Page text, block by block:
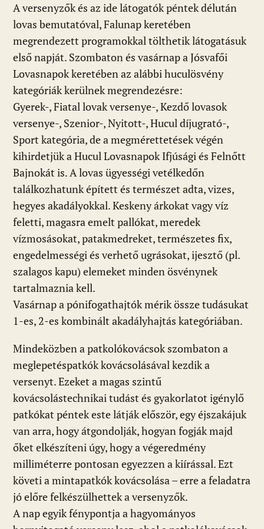
A versenyzők és az ide látogatók péntek délután
lovas bemutatóval, Falunap keretében
megrendezett programokkal tölthetik látogatásuk
első napját. Szombaton és vasárnap a Jósvafői
Lovasnapok keretében az alábbi huculösvény
kategóriák kerülnek megrendezésre:
Gyerek-, Fiatal lovak versenye-, Kezdő lovasok
versenye-, Szenior-, Nyitott-, Hucul díjugrató-,
Sport kategória, de a megmérettetések végén
kihirdetjük a Hucul Lovasnapok Ifjúsági és Felnőtt
Bajnokát is. A lovas ügyességi vetélkedőn
találkozhatunk épített és természet adta, vizes,
hegyes akadályokkal. Keskeny árkokat vagy víz
feletti, magasra emelt pallókat, meredek
vízmosásokat, patakmedreket, természetes fix,
engedelmességi és verhető ugrásokat, ijesztő (pl.
szalagos kapu) elemeket minden ösvénynek
tartalmaznia kell.
Vasárnap a pónifogathajtók mérik össze tudásukat
1-es, 2-es kombinált akadályhajtás kategóriában.
Mindeközben a patkolókovácsok szombaton a
meglepetéspatkók kovácsolásával kezdik a
versenyt. Ezeket a magas szintű
kovácsolástechnikai tudást és gyakorlatot igénylő
patkókat péntek este látják először, egy éjszakájuk
van arra, hogy átgondolják, hogyan fogják majd
őket elkészíteni úgy, hogy a végeredmény
milliméterre pontosan egyezzen a kiírással. Ezt
követi a mintapatkók kovácsolása – erre a feladatra
jó előre felkészülhettek a versenyzők.
A nap egyik fénypontja a hagyományos